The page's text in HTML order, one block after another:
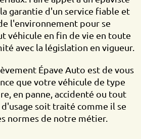
garantie d'un service fiable et
l'environnement pour se
véhicule en fin de vie en toute
avec la législation en vigueur.
Épave Auto est de vous
que votre véhicule de type
en panne, accidenté ou tout
soit traité comme il se
normes de notre métier.